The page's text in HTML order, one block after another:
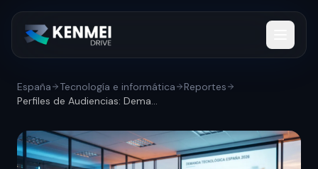
España Tecnología e informática
Reportes
Perfiles de Audiencias: Demanda tecnológ...